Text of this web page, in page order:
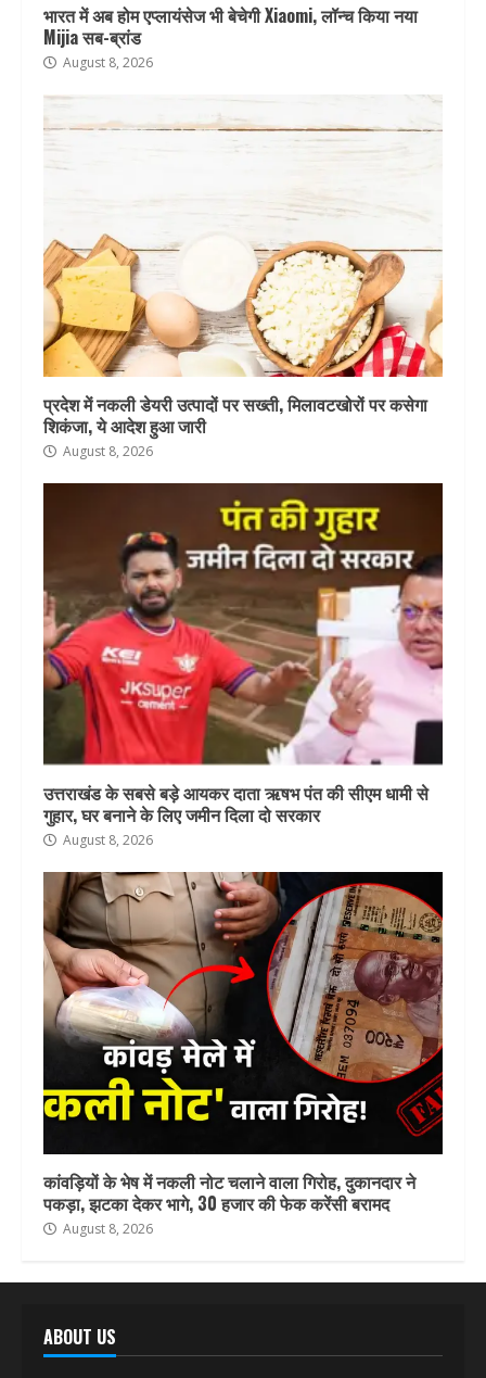
भारत में अब होम एप्लायंसेज भी बेचेगी Xiaomi, लॉन्च किया नया
Mijia सब-ब्रांड
August 8, 2026
प्रदेश में नकली डेयरी उत्पादों पर सख्ती, मिलावटखोरों पर कसेगा
शिकंजा, ये आदेश हुआ जारी
August 8, 2026
उत्तराखंड के सबसे बड़े आयकर दाता ऋषभ पंत की सीएम धामी से
गुहार, घर बनाने के लिए जमीन दिला दो सरकार
August 8, 2026
कांवड़ियों के भेष में नकली नोट चलाने वाला गिरोह, दुकानदार ने
पकड़ा, झटका देकर भागे, 30 हजार की फेक करेंसी बरामद
August 8, 2026
ABOUT US